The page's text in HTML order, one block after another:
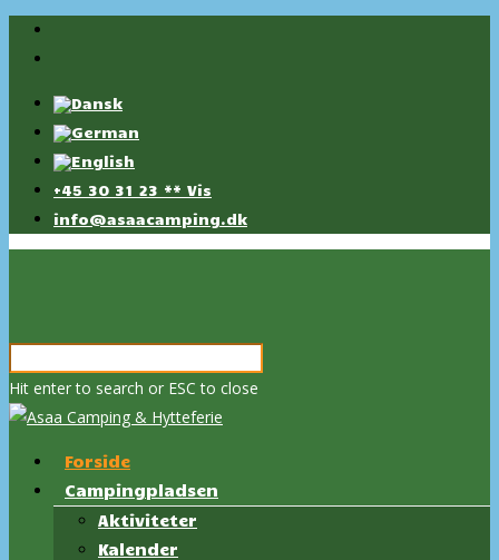
+45 30 31 23 ** Vis
info@asaacamping.dk
Hit enter to search or ESC to close
Forside
Campingpladsen
Aktiviteter
Kalender